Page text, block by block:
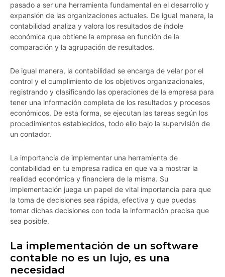
pasado a ser una herramienta fundamental en el desarrollo y
expansión de las organizaciones actuales. De igual manera, la
contabilidad analiza y valora los resultados de índole
económica que obtiene la empresa en función de la
comparación y la agrupación de resultados.
De igual manera, la contabilidad se encarga de velar por el
control y el cumplimiento de los objetivos organizacionales,
registrando y clasificando las operaciones de la empresa para
tener una información completa de los resultados y procesos
económicos. De esta forma, se ejecutan las tareas según los
procedimientos establecidos, todo ello bajo la supervisión de
un contador.
La importancia de implementar una herramienta de
contabilidad en tu empresa radica en que va a mostrar la
realidad económica y financiera de la misma. Su
implementación juega un papel de vital importancia para que
la toma de decisiones sea rápida, efectiva y que puedas
tomar dichas decisiones con toda la información precisa que
sea posible.
La implementación de un software
contable no es un lujo, es una
necesidad